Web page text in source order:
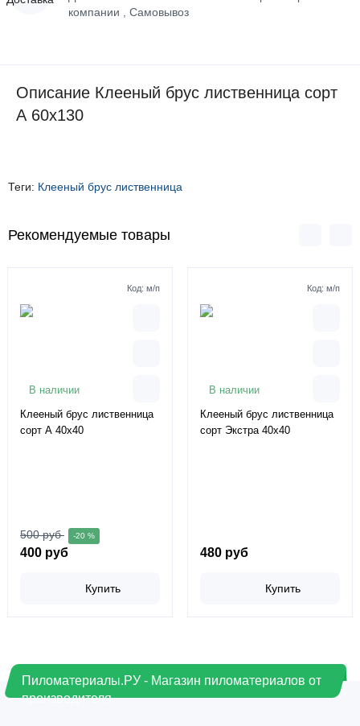
компании , Самовывоз
Описание Клееный брус лиственница сорт
А 60х130
Теги: Клееный брус лиственница
Рекомендуемые товары
Код: м/п
В наличии
Клееный брус лиственница
сорт А 40х40
500 руб -20 %
400 руб
Купить
Код: м/п
В наличии
Клееный брус лиственница
сорт Экстра 40х40
480 руб
Купить
Пиломатериалы.РУ - Магазин пиломатериалов от
производителя